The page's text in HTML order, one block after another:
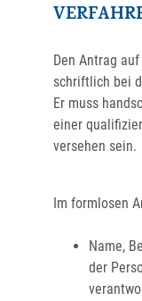
Den Antrag
schriftlich bei
Er muss
einer
versehen sein.
Im formlosen
Name,
der